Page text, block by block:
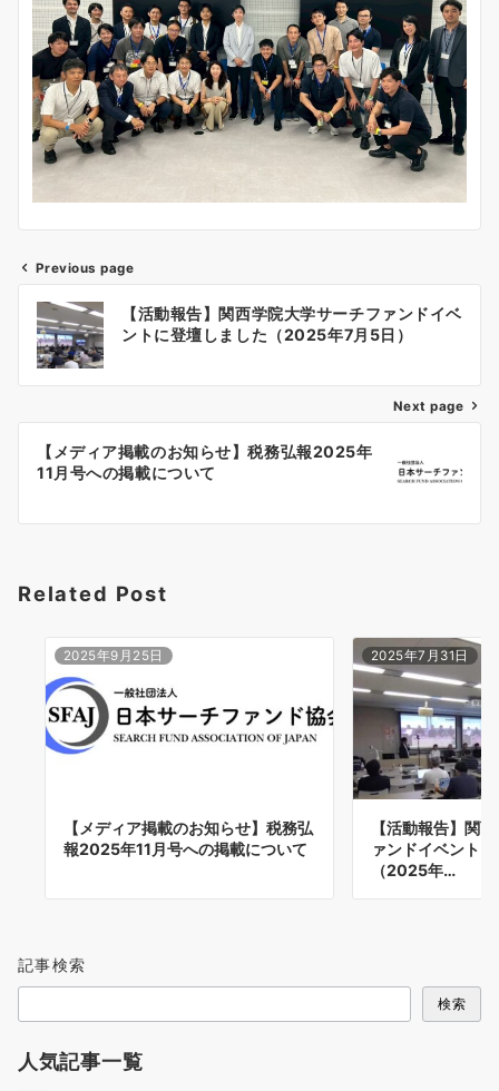
投
稿
ナ
シ
ン
Previous page
【活動報告】関西学院大学サーチファンドイベ
ントに登壇しました（2025年7月5日）
Next page
【メディア掲載のお知らせ】税務弘報2025年
11月号への掲載について
Related Post
2025年9月25日
【メディア掲載のお知らせ】税務弘
報2025年11月号への掲載について
2025年7月31日
【活動報告】関
ァンドイベント
（2025年…
記事検索
検索
人気記事一覧